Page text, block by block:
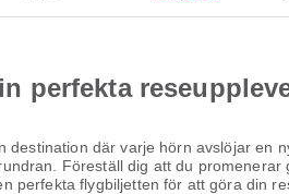
perfekta
där varje hörn avslöjar en
Föreställ dig att du
perfekta flygbiljetten för att göra din